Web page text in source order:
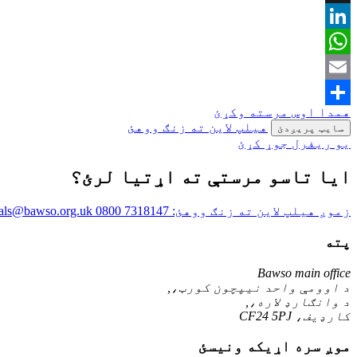
X
LinkedIn
WhatsApp
Email
Share
همدا اوس مرسته وکړئ
سایټ پریږدئ
هیلپ لاین ته زنګ ووهئ
یو ریفرل جوړ کړئ
ایا تاسو مرستې ته اړتیا لرئ؟
زموږ هیلپ لاین ته زنګ ووهئ: 0800 7318147
پته
Bawso main office
د اوومې واحد نیپچون کورټ،,
د وانګارډ لاره،,
کارډیف، CF24 5PJ
موږ سره اړیکه ونیسئ